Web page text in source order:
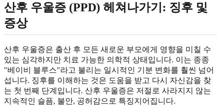
산후 우울증 (PPD) 헤쳐나가기: 징후 및
증상
산후 우울증은 출산 후 모든 새로운 부모에게 영향을 미칠 수
있는 심각하지만 치료 가능한 의학적 상태입니다. 이는 종종
"베이비 블루스"라고 불리는 일시적인 기분 변화를 훨씬 넘어
섭니다. 징후를 이해하는 것은 도움을 받고 다시 자신감을 찾
는 첫 번째 단계입니다. 산후 우울증은 저절로 사라지지 않는
지속적인 슬픔, 불안, 공허감으로 특징지어집니다.